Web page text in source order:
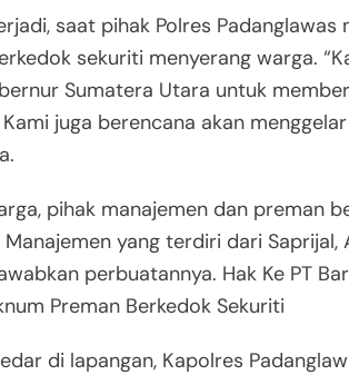
saat pihak Polres Padanglawas
sekuriti menyerang warga.
Sumatera Utara untuk
juga berencana akan
pihak manajemen dan preman
yang terdiri dari Saprijal,
perbuatannya. Hak Ke PT
Preman Berkedok Sekuriti
di lapangan, Kapolres